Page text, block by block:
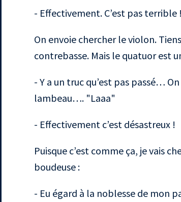
- Effectivement. C’est pas terrible
On envoie chercher le violon.
contrebasse. Mais le quatuor est
- Y a un truc qu’est pas passé…
lambeau…. "Laaa"
- Effectivement c’est désastreux !
Puisque c’est comme ça, je vais
boudeuse :
- Eu égard à la noblesse de mon